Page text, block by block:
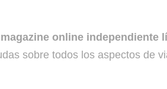
magazine online independiente
sobre todos los aspectos de